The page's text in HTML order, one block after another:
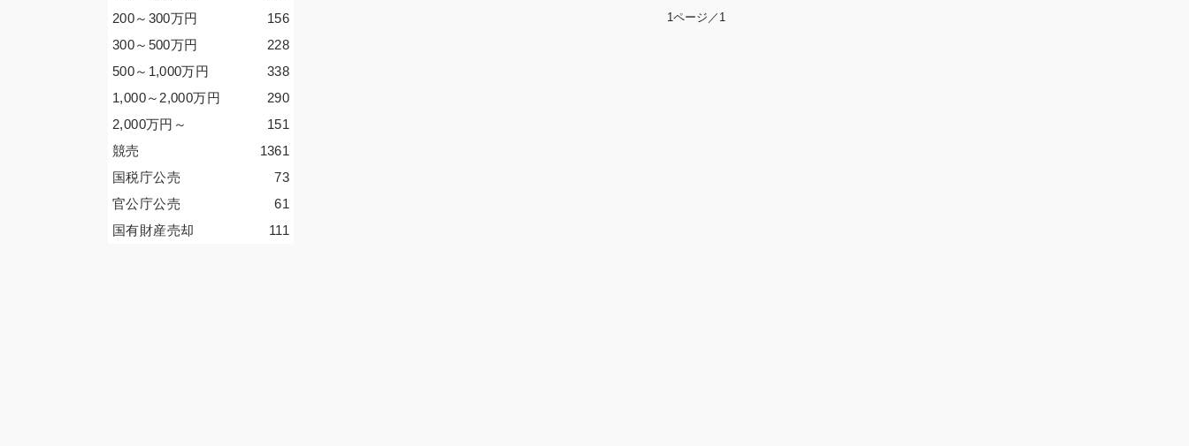
1ページ／1
156
200～300万円
228
300～500万円
338
500～1,000万円
290
1,000～2,000万円
151
2,000万円 ～
1361
競売
73
国税庁公売
61
官公庁公売
111
国有財産売却